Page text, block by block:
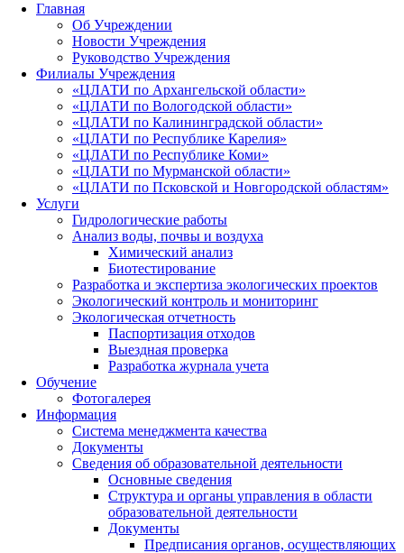
Главная
Об Учреждении
Новости Учреждения
Руководство Учреждения
Филиалы Учреждения
«ЦЛАТИ по Архангельской области»
«ЦЛАТИ по Вологодской области»
«ЦЛАТИ по Калининградской области»
«ЦЛАТИ по Республике Карелия»
«ЦЛАТИ по Республике Коми»
«ЦЛАТИ по Мурманской области»
«ЦЛАТИ по Псковской и Новгородской областям»
Услуги
Гидрологические работы
Анализ воды, почвы и воздуха
Химический анализ
Биотестирование
Разработка и экспертиза экологических проектов
Экологический контроль и мониторинг
Экологическая отчетность
Паспортизация отходов
Выездная проверка
Разработка журнала учета
Обучение
Фотогалерея
Информация
Система менеджмента качества
Документы
Сведения об образовательной деятельности
Основные сведения
Структура и органы управления в области
образовательной деятельности
Документы
Предписания органов, осуществляющих